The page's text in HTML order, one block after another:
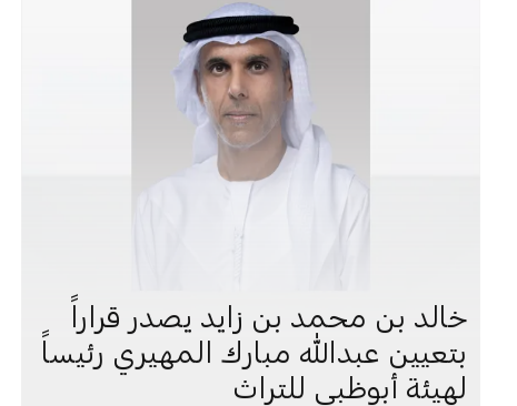
خالد بن محمد بن زايد يصدر قراراً
بتعيين عبدالله مبارك المهيري رئيساً
لهيئة أبوظبي للتراث